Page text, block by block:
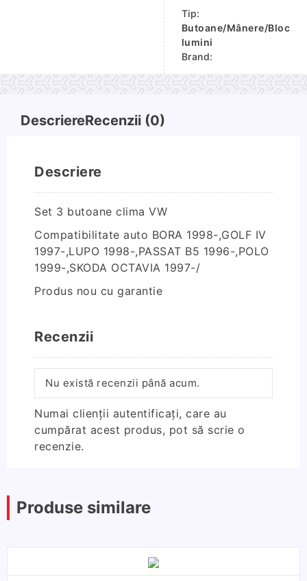
3
butoane
clima
Tip:
Butoane/Mânere/Bloc
lumini
Brand:
DescriereRecenzii (0)
Descriere
Set 3 butoane clima VW
Compatibilitate auto BORA 1998-,GOLF IV
1997-,LUPO 1998-,PASSAT B5 1996-,POLO
1999-,SKODA OCTAVIA 1997-/
Produs nou cu garantie
Recenzii
Nu există recenzii până acum.
Numai clienții autentificați, care au
cumpărat acest produs, pot să scrie o
recenzie.
Produse similare